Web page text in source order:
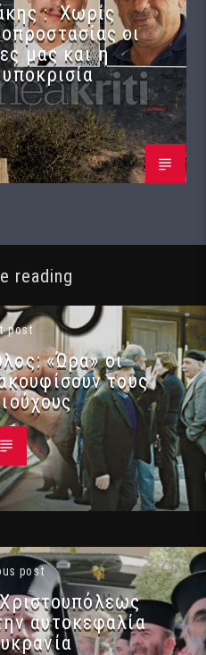
: Χωρίς
οι
μας και η
reading
post
«Ώρα» οι
τους
post
αυτοκεφαλία